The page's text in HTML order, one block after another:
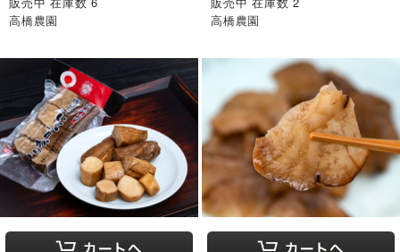
高橋農園
高橋農園